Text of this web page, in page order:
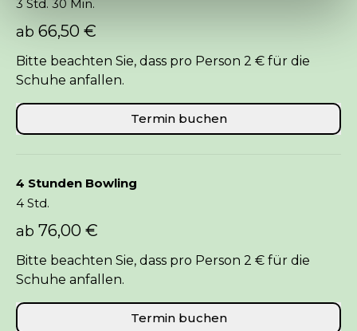
3 Std. 30 Min.
ab 66,50 €
Termin buchen
Bitte beachten Sie, dass pro Person 2 € für die
Schuhe anfallen.
4 Stunden Bowling
4 Std.
ab 76,00 €
Termin buchen
Bitte beachten Sie, dass pro Person 2 € für die
Schuhe anfallen.